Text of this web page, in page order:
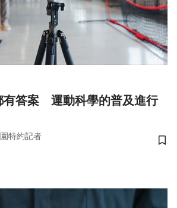
有答案 運動科學的普及進行
特約記者
儲